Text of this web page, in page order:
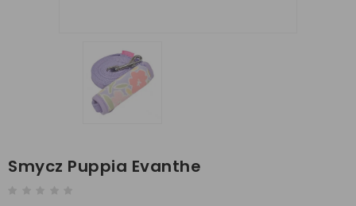
Smycz Puppia Evanthe